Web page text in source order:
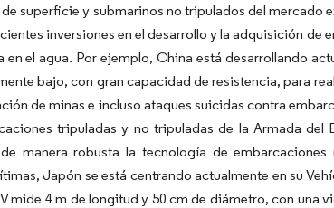
superficie y submarinos no tripulados del mercado
inversiones en el desarrollo y la adquisición de
el agua. Por ejemplo, China está desarrollando
bajo, con gran capacidad de resistencia, para
de minas e incluso ataques suicidas contra
tripuladas y no tripuladas de la Armada
manera robusta la tecnología de
Japón se está centrando actualmente en su
mide 4 m de longitud y 50 cm de diámetro, con una